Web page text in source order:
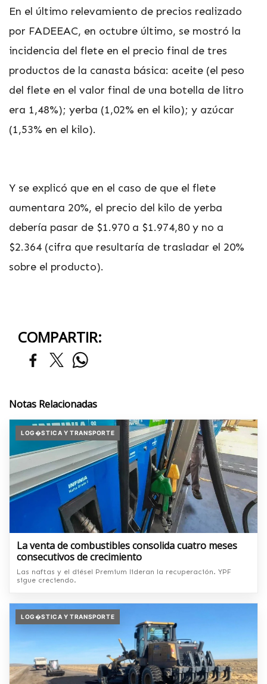
En el último relevamiento de precios realizado
por FADEEAC, en octubre último, se mostró la
incidencia del flete en el precio final de tres
productos de la canasta básica: aceite (el peso
del flete en el valor final de una botella de litro
era 1,48%); yerba (1,02% en el kilo); y azúcar
(1,53% en el kilo).
Y se explicó que en el caso de que el flete
aumentara 20%, el precio del kilo de yerba
debería pasar de $1.970 a $1.974,80 y no a
$2.364 (cifra que resultaría de trasladar el 20%
sobre el producto).
COMPARTIR:
Notas Relacionadas
LOG�STICA Y TRANSPORTE
La venta de combustibles consolida cuatro meses
consecutivos de crecimiento
Las naftas y el diésel Premium lideran la recuperación. YPF
sigue creciendo.
LOG�STICA Y TRANSPORTE